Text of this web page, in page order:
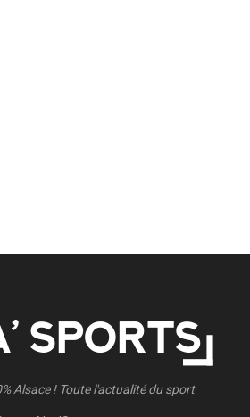
Alsace ! Toute l'actualité du sport